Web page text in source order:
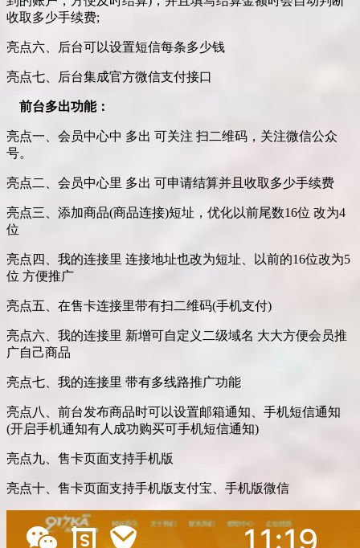
收取多少手续费;
亮点六、后台可以设置短信每条多少钱
亮点七、后台集成官方微信支付接口
前台多出功能：
亮点一、会员中心中 多出 可关注 扫二维码，关注微信公众
号。
亮点二、会员中心里 多出 可申请结算并且收取多少手续费
亮点三、添加商品(商品连接)短址，优化以前尾数16位 改为4
位
亮点四、我的连接里 连接地址也改为短址、以前的16位改为5
位 方便推广
亮点五、在售卡连接里带有扫二维码(手机支付)
亮点六、我的连接里 新增可自定义二级域名 大大方便会员推
广自己商品
亮点七、我的连接里 带有多线路推广功能
亮点八、前台发布商品时可以设置邮箱通知、手机短信通知
(开启手机通知有人成功购买可手机短信通知)
亮点九、售卡页面支持手机版
亮点十、售卡页面支持手机版支付宝、手机版微信